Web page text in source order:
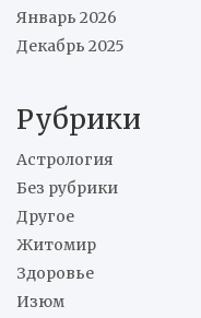
Январь 2026
Декабрь 2025
Рубрики
Астрология
Без рубрики
Другое
Житомир
Здоровье
Изюм